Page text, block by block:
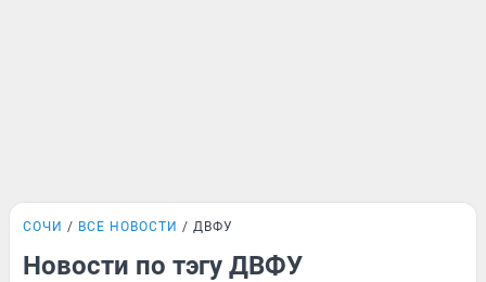
СОЧИ ВСЕ НОВОСТИ ДВФУ
Новости по тэгу ДВФУ